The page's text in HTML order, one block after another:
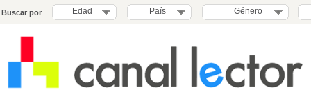
Buscar por Edad País Género